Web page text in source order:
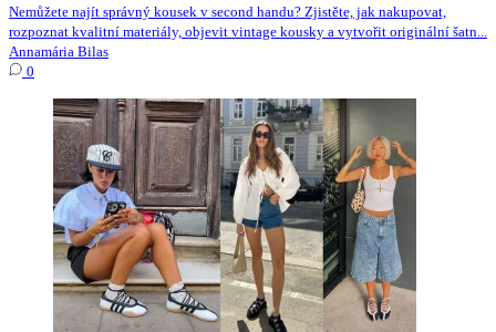
Nemůžete najít správný kousek v second handu? Zjistěte, jak nakupovat,
rozpoznat kvalitní materiály, objevit vintage kousky a vytvořit originální šatn...
Annamária Bilas
0